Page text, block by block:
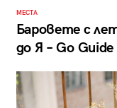
МЕСТА
Баровете с
до Я – Go Guide